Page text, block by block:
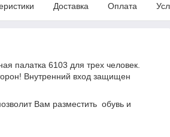
Доставка Оплата
палатка 6103 для трех человек.
Внутренний вход защищен
Вам разместить обувь и